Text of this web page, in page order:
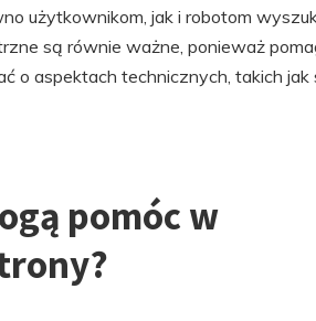
użytkownikom, jak i robotom
są równie ważne, ponieważ
o aspektach technicznych, takich jak
pomóc w